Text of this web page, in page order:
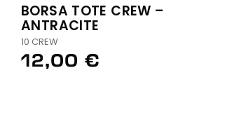
BORSA TOTE CREW –
ANTRACITE
10 CREW
12,00 €